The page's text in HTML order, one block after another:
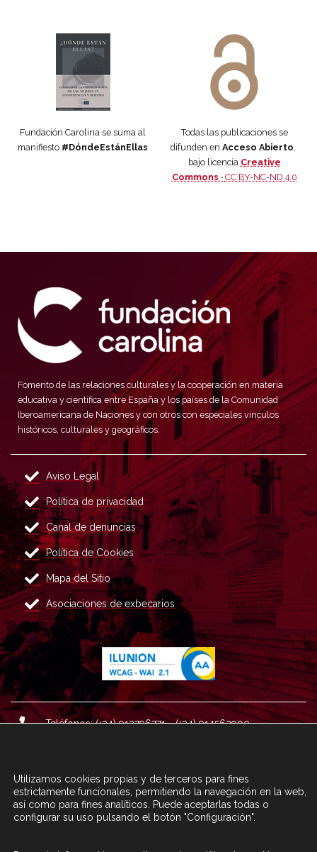
Fundación Carolina se suma al
manifiesto #DóndeEstánEllas
Todas las publicaciones se
difunden en Acceso Abierto,
bajo licencia Creative
Commons · CC BY-NC-ND 4.0
Fomento de las relaciones culturales y la cooperación en materia
educativa y científica entre España y los países de la Comunidad
Iberoamericana de Naciones y con otros con especiales vínculos
históricos, culturales y geográficos.
Aviso Legal
Política de privacidad
Canal de denuncias
Política de Cookies
Mapa del Sitio
Asociaciones de exbecarios
Teléfonos: (+34) 913796771 - (+34) 914562900
Correo : informacion@fundacioncarolina.es
CONTACTA CON FCA TRAVÉS DEL
Utilizamos cookies propias y de terceros para fines
estrictamente funcionales, permitiendo la navegación en la web,
así como para fines analíticos. Puede aceptarlas todas o
configurar su uso pulsando el botón "Configuración".